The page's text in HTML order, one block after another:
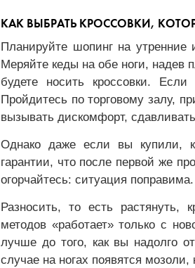
КАК ВЫБРАТЬ КРОССОВКИ,
Планируйте шопинг на утренние
Меряйте кеды на обе ноги, надев
будете носить кроссовки.
Пройдитесь по торговому залу,
вызывать дискомфорт,
Однако даже если вы купили,
гарантии, что после первой же
огорчайтесь: ситуация поправима.
Разносить, то есть растянуть,
методов «работает» только с
лучше до того, как вы надолго
случае на ногах появятся